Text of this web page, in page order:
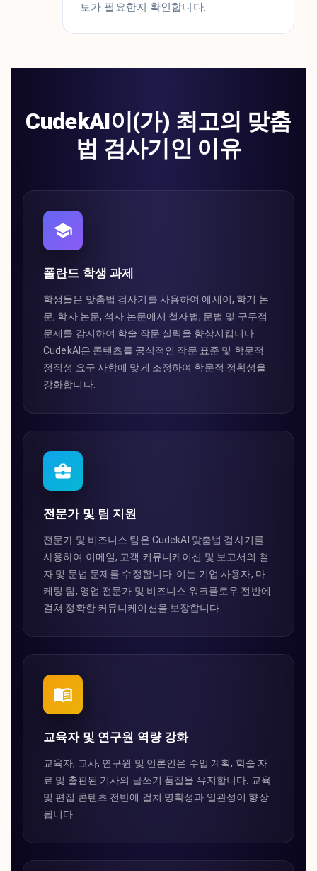
토가 필요한지 확인합니다.
CudekAI이(가) 최고의 맞춤
법 검사기인 이유
폴란드 학생 과제
학생들은 맞춤법 검사기를 사용하여 에세이, 학기 논
문, 학사 논문, 석사 논문에서 철자법, 문법 및 구두점
문제를 감지하여 학술 작문 실력을 향상시킵니다.
CudekAI은 콘텐츠를 공식적인 작문 표준 및 학문적
정직성 요구 사항에 맞게 조정하여 학문적 정확성을
강화합니다.
전문가 및 팀 지원
전문가 및 비즈니스 팀은 CudekAI 맞춤법 검사기를
사용하여 이메일, 고객 커뮤니케이션 및 보고서의 철
자 및 문법 문제를 수정합니다. 이는 기업 사용자, 마
케팅 팀, 영업 전문가 및 비즈니스 워크플로우 전반에
걸쳐 정확한 커뮤니케이션을 보장합니다.
교육자 및 연구원 역량 강화
교육자, 교사, 연구원 및 언론인은 수업 계획, 학술 자
료 및 출판된 기사의 글쓰기 품질을 유지합니다. 교육
및 편집 콘텐츠 전반에 걸쳐 명확성과 일관성이 향상
됩니다.